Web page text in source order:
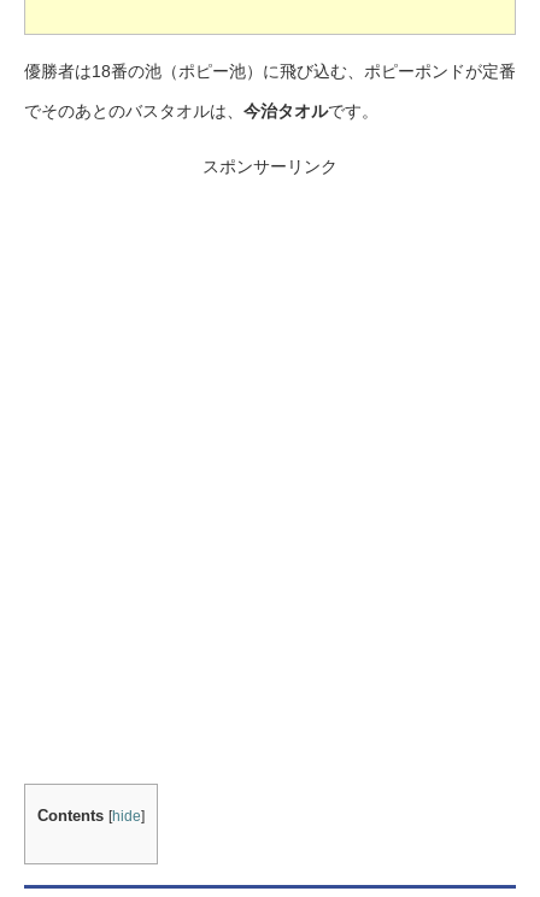
優勝者は18番の池（ポピー池）に飛び込む、ポピーポンドが定番
でそのあとのバスタオルは、 今治タオルです。
スポンサーリンク
Contents [hide]